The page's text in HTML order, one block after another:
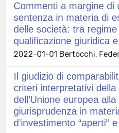
Commenti a margine di
sentenza in materia di
delle società: tra
qualificazione giuridica
2022-01-01 Bertocchi,
Il giudizio di
criteri interpretativi
dell’Unione europea
giurisprudenza in
d’investimento “aperti” e